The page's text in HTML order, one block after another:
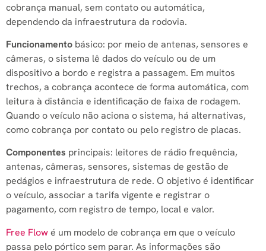
cobrança manual, sem contato ou automática,
dependendo da infraestrutura da rodovia.
Funcionamento básico: por meio de antenas, sensores e
câmeras, o sistema lê dados do veículo ou de um
dispositivo a bordo e registra a passagem. Em muitos
trechos, a cobrança acontece de forma automática, com
leitura à distância e identificação de faixa de rodagem.
Quando o veículo não aciona o sistema, há alternativas,
como cobrança por contato ou pelo registro de placas.
Componentes principais: leitores de rádio frequência,
antenas, câmeras, sensores, sistemas de gestão de
pedágios e infraestrutura de rede. O objetivo é identificar
o veículo, associar a tarifa vigente e registrar o
pagamento, com registro de tempo, local e valor.
Free Flowé um modelo de cobrança em que o veículo
passa pelo pórtico sem parar. As informações são